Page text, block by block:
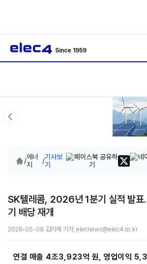
Since 1959
/에너
지
/기사보
기
SK텔레콤, 2026년 1분기 실적 발
기 배당 재개
2026-05-08 김미혜 기자, elecnews@elec4.co.kr
연결 매출 4조3,923억 원, 영업이익